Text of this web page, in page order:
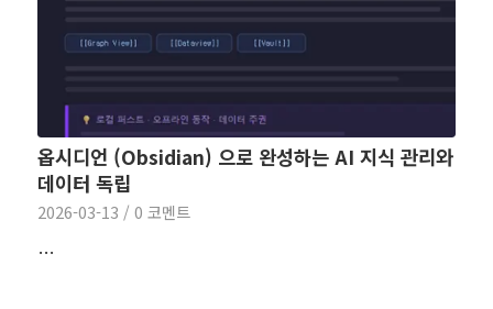
옵시디언 (Obsidian) 으로 완성하는 AI 지식 관리와
데이터 독립
2026-03-13 / 0 코멘트
…